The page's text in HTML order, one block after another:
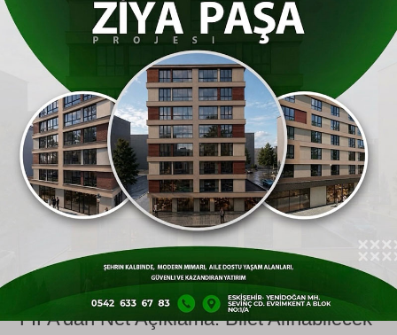
ödeme sürecine sürüklüyor. Mağdurlar, resmi
sitede işlem yaptıklarını zannederken üyelik
oluşturuyor, ürünü sepete ekliyor ve kredi kartı
bilgilerini girerek hem paralarını siber suçlulara
kaptırıyor hem de kimlik bilgilerini tehlikeye
atıyor. Dolandırıcılar bu sitelerin trafiğini
artırmak için arama motorlarında üst sıralarda
çıkan sponsorlu reklamları, sosyal medya
ilanlarını ve oltalama amacıyla gönderilen e-
posta linklerini aktif olarak kullanıyor.
FIFA’dan Net Açıklama: Bilet Alınabilecek